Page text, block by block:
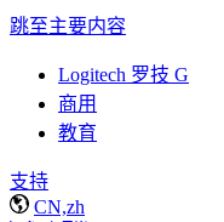
跳至主要内容
Logitech 罗技 G
商用
教育
支持
CN,zh